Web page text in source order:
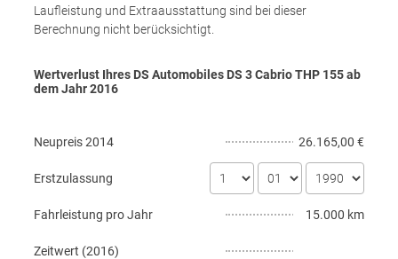
Laufleistung und Extraausstattung sind bei dieser
Berechnung nicht berücksichtigt.
Wertverlust Ihres DS Automobiles DS 3 Cabrio THP 155 ab
dem Jahr2016
Neupreis2014 26.165,00 €
Erstzulassung
Fahrleistung pro Jahr 15.000 km
Zeitwert (2016)